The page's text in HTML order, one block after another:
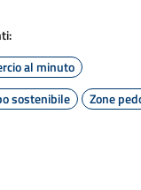
al minuto
sostenibile
Zone